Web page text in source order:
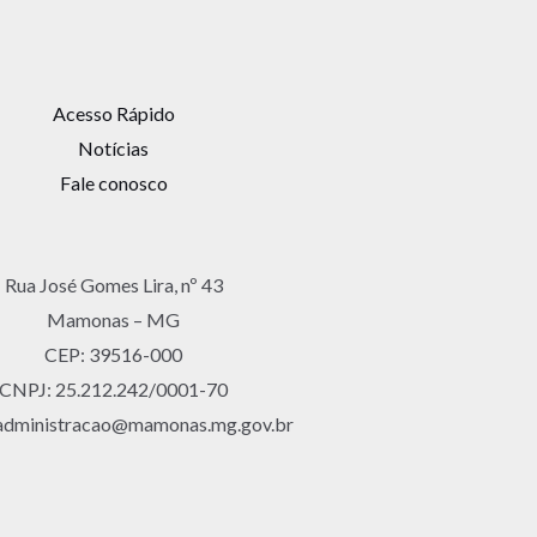
Acesso Rápido
Notícias
Fale conosco
Rua José Gomes Lira, nº 43
Mamonas – MG
CEP: 39516-000
CNPJ: 25.212.242/0001-70